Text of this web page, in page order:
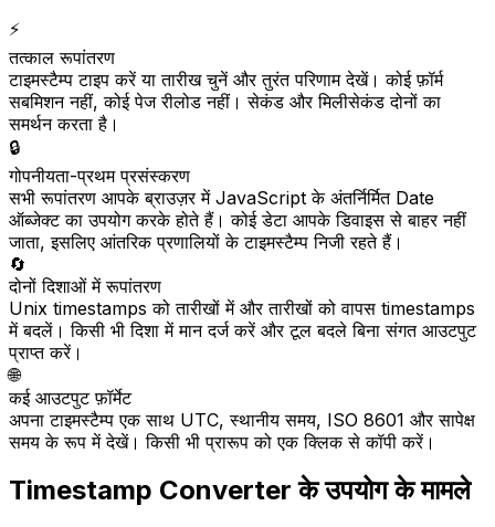
⚡
तत्काल रूपांतरण
टाइमस्टैम्प टाइप करें या तारीख चुनें और तुरंत परिणाम देखें। कोई फ़ॉर्म
सबमिशन नहीं, कोई पेज रीलोड नहीं। सेकंड और मिलीसेकंड दोनों का
समर्थन करता है।
🔒
गोपनीयता-प्रथम प्रसंस्करण
सभी रूपांतरण आपके ब्राउज़र में JavaScript के अंतर्निर्मित Date
ऑब्जेक्ट का उपयोग करके होते हैं। कोई डेटा आपके डिवाइस से बाहर नहीं
जाता, इसलिए आंतरिक प्रणालियों के टाइमस्टैम्प निजी रहते हैं।
🔄
दोनों दिशाओं में रूपांतरण
Unix timestamps को तारीखों में और तारीखों को वापस timestamps
में बदलें। किसी भी दिशा में मान दर्ज करें और टूल बदले बिना संगत आउटपुट
प्राप्त करें।
🌐
कई आउटपुट फ़ॉर्मेट
अपना टाइमस्टैम्प एक साथ UTC, स्थानीय समय, ISO 8601 और सापेक्ष
समय के रूप में देखें। किसी भी प्रारूप को एक क्लिक से कॉपी करें।
Timestamp Converter के उपयोग के मामले